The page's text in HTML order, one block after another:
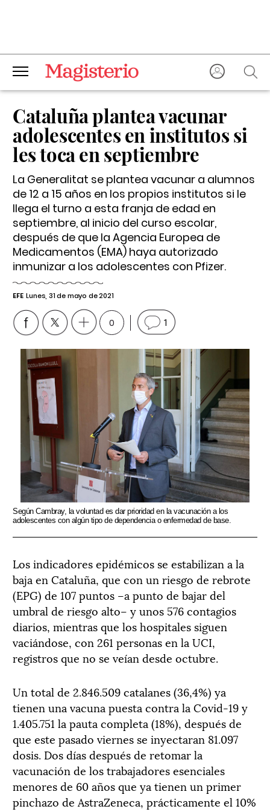
Cataluña plantea vacunar
adolescentes en institutos si
les toca en septiembre
La Generalitat se plantea vacunar a alumnos
de 12 a 15 años en los propios institutos si le
llega el turno a esta franja de edad en
septiembre, al inicio del curso escolar,
después de que la Agencia Europea de
Medicamentos (EMA) haya autorizado
inmunizar a los adolescentes con Pfizer.
EFE Lunes, 31 de mayo de 2021
0 1
Según Cambray, la voluntad es dar prioridad en la vacunación a los
adolescentes con algún tipo de dependencia o enfermedad de base.
Los indicadores epidémicos se estabilizan a la
baja en Cataluña, que con un riesgo de rebrote
(EPG) de 107 puntos –a punto de bajar del
umbral de riesgo alto– y unos 576 contagios
diarios, mientras que los hospitales siguen
vaciándose, con 261 personas en la UCI,
registros que no se veían desde octubre.
Un total de 2.846.509 catalanes (36,4%) ya
tienen una vacuna puesta contra la Covid-19 y
1.405.751 la pauta completa (18%), después de
que este pasado viernes se inyectaran 81.097
dosis. Dos días después de retomar la
vacunación de los trabajadores esenciales
menores de 60 años que ya tienen un primer
pinchazo de AstraZeneca, prácticamente el 10%